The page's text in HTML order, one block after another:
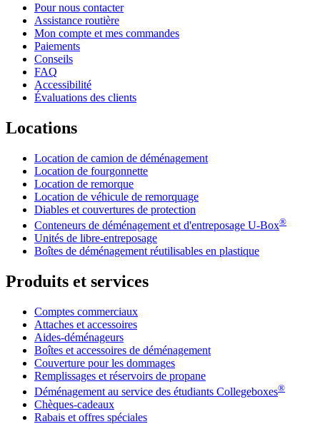
Pour nous contacter
Assistance routière
Mon compte et mes commandes
Paiements
Conseils
FAQ
Accessibilité
Évaluations des clients
Locations
Location de camion de déménagement
Location de fourgonnette
Location de remorque
Location de véhicule de remorquage
Diables et couvertures de protection
Conteneurs de déménagement et d'entreposage U-Box®
Unités de libre-entreposage
Boîtes de déménagement réutilisables en plastique
Produits et services
Comptes commerciaux
Attaches et accessoires
Aides-déménageurs
Boîtes et accessoires de déménagement
Couverture pour les dommages
Remplissages et réservoirs de propane
Déménagement au service des étudiants Collegeboxes®
Chèques-cadeaux
Rabais et offres spéciales